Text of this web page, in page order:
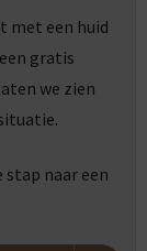
met een huid
gratis
we zien
stap naar een